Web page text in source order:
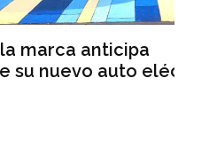
anticipa
auto eléctrico